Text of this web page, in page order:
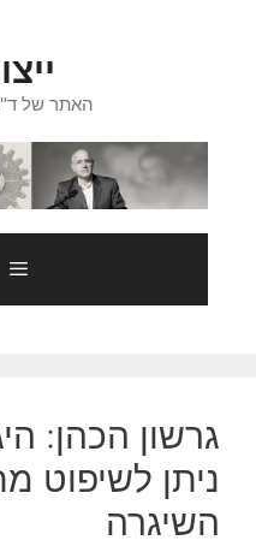
האתר של
גרשון הכהן:
ניתן לשיפוט
השיגרה